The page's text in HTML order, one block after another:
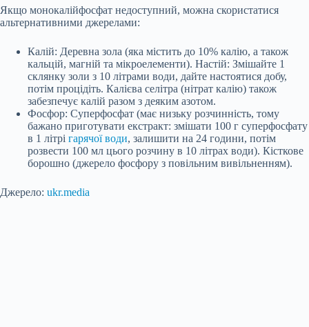
Якщо монокалійфосфат недоступний, можна скористатися
альтернативними джерелами:
Калій: Деревна зола (яка містить до 10% калію, а також
кальцій, магній та мікроелементи). Настій: Змішайте 1
склянку золи з 10 літрами води, дайте настоятися добу,
потім процідіть. Калієва селітра (нітрат калію) також
забезпечує калій разом з деяким азотом.
Фосфор: Суперфосфат (має низьку розчинність, тому
бажано приготувати екстракт: змішати 100 г суперфосфату
в 1 літрі гарячої води, залишити на 24 години, потім
розвести 100 мл цього розчину в 10 літрах води). Кісткове
борошно (джерело фосфору з повільним вивільненням).
Джерело: ukr.media